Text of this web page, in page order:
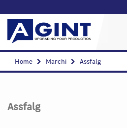
Home Marchi Assfalg
Assfalg